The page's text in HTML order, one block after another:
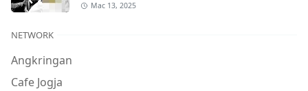
Mac 13, 2025
NETWORK
Angkringan
Cafe Jogja